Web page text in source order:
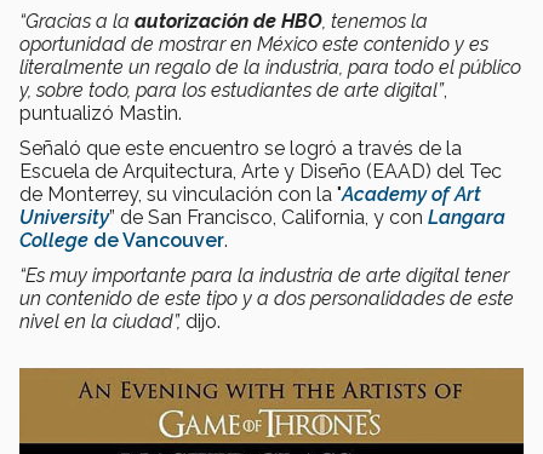
“Gracias a la autorización de HBO, tenemos la
oportunidad de mostrar en México este contenido y es
literalmente un regalo de la industria, para todo el público
y, sobre todo, para los estudiantes de arte digital”,
puntualizó Mastin.
Señaló que este encuentro se logró a través de la
Escuela de Arquitectura, Arte y Diseño (EAAD) del Tec
de Monterrey, su vinculación con la "Academy ofArt
University” de San Francisco, California, y con Langara
College de Vancouver.
“Es muy importante para la industria de arte digital tener
un contenido de este tipo y a dos personalidades de este
nivel en la ciudad”, dijo.